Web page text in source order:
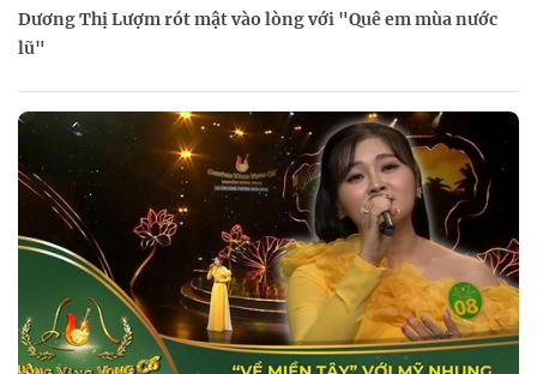
Dương Thị Lượm rót mật vào lòng với "Quê em mùa nước
lũ"